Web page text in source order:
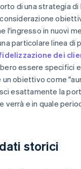
di una strategia di
l'ingresso in nuovi
particolare linea di
dei
essere specifici e
un obiettivo come
esattamente la
verrà e in quale
storici